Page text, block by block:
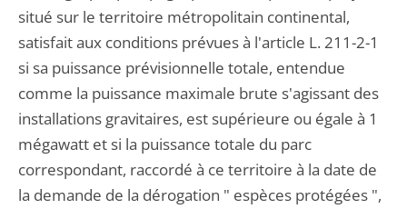
situé sur le territoire métropolitain continental,
satisfait aux conditions prévues à l'article L. 211-2-1
si sa puissance prévisionnelle totale, entendue
comme la puissance maximale brute s'agissant des
installations gravitaires, est supérieure ou égale à 1
mégawatt et si la puissance totale du parc
correspondant, raccordé à ce territoire à la date de
la demande de la dérogation " espèces protégées ",